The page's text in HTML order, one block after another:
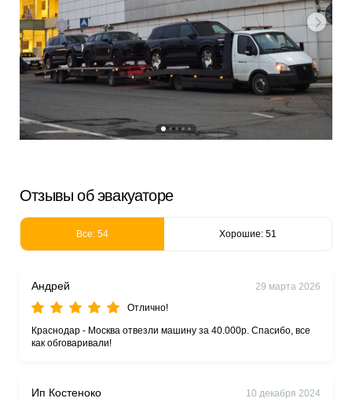
Отзывы об эвакуаторе
Все: 54 Хорошие: 51
Андрей
29 марта 2026
Отлично!
Краснодар - Москва отвезли машину за 40.000р. Спасибо, все
как обговаривали!
Ип Костеноко
10 декабря 2024